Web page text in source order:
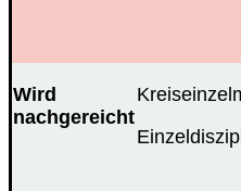
Wird
nachgereicht